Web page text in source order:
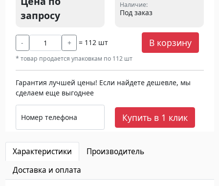
запросу
Наличие:
Под заказ
- + = 112 шт В корзину
* товар продается упаковкам по 112 шт
Гарантия лучшей цены! Если найдете дешевле, мы
сделаем еще выгоднее
Номер телефона Купить в 1 клик
Характеристики
Производитель
Доставка и оплата